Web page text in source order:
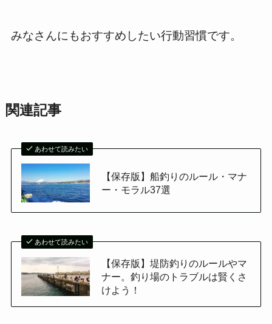
みなさんにもおすすめしたい行動習慣です。
関連記事
あわせて読みたい
【保存版】船釣りのルール・マナ
ー・モラル37選
あわせて読みたい
【保存版】堤防釣りのルールやマ
ナー。釣り場のトラブルは賢くさ
けよう！